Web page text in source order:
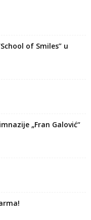
of Smiles” u
„Fran Galović“